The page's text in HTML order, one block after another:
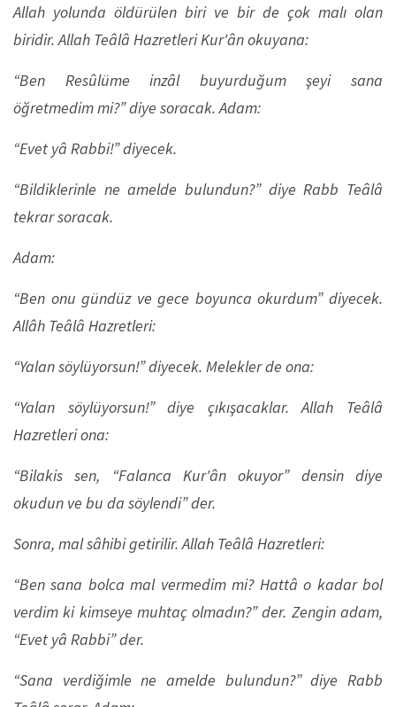
Allah yolunda öldürülen biri ve bir de çok malı olan
biridir. Allah Teâlâ Hazretleri Kur'ân okuyana:
“Ben Resûlüme inzâl buyurduğum şeyi sana
öğretmedim mi?” diye soracak. Adam:
“Evet yâ Rabbi!” diyecek.
“Bildiklerinle ne amelde bulundun?” diye Rabb Teâlâ
tekrar soracak.
Adam:
“Ben onu gündüz ve gece boyunca okurdum” diyecek.
Allâh Teâlâ Hazretleri:
“Yalan söylüyorsun!” diyecek. Melekler de ona:
“Yalan söylüyorsun!” diye çıkışacaklar. Allah Teâlâ
Hazretleri ona:
“Bilakis sen, “Falanca Kur'ân okuyor” densin diye
okudun ve bu da söylendi” der.
Sonra, mal sâhibi getirilir. Allah Teâlâ Hazretleri:
“Ben sana bolca mal vermedim mi? Hattâ o kadar bol
verdim ki kimseye muhtaç olmadın?” der. Zengin adam,
“Evet yâ Rabbi” der.
“Sana verdiğimle ne amelde bulundun?” diye Rabb